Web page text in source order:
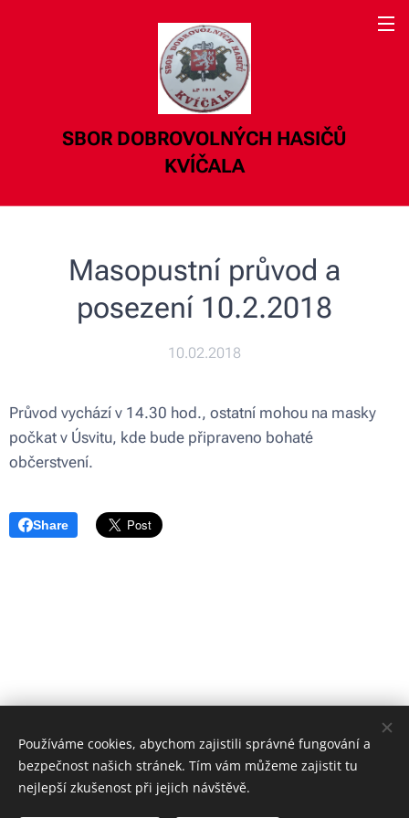
SBOR DOBROVOLNÝCH HASIČŮ
KVÍČALA
Masopustní průvod a
posezení 10.2.2018
10.02.2018
Průvod vychází v 14.30 hod., ostatní mohou na masky
počkat v Úsvitu, kde bude připraveno bohaté
občerstvení.
Share
Používáme cookies, abychom zajistili správné fungování a
bezpečnost našich stránek. Tím vám můžeme zajistit tu
nejlepší zkušenost při jejich návštěvě.